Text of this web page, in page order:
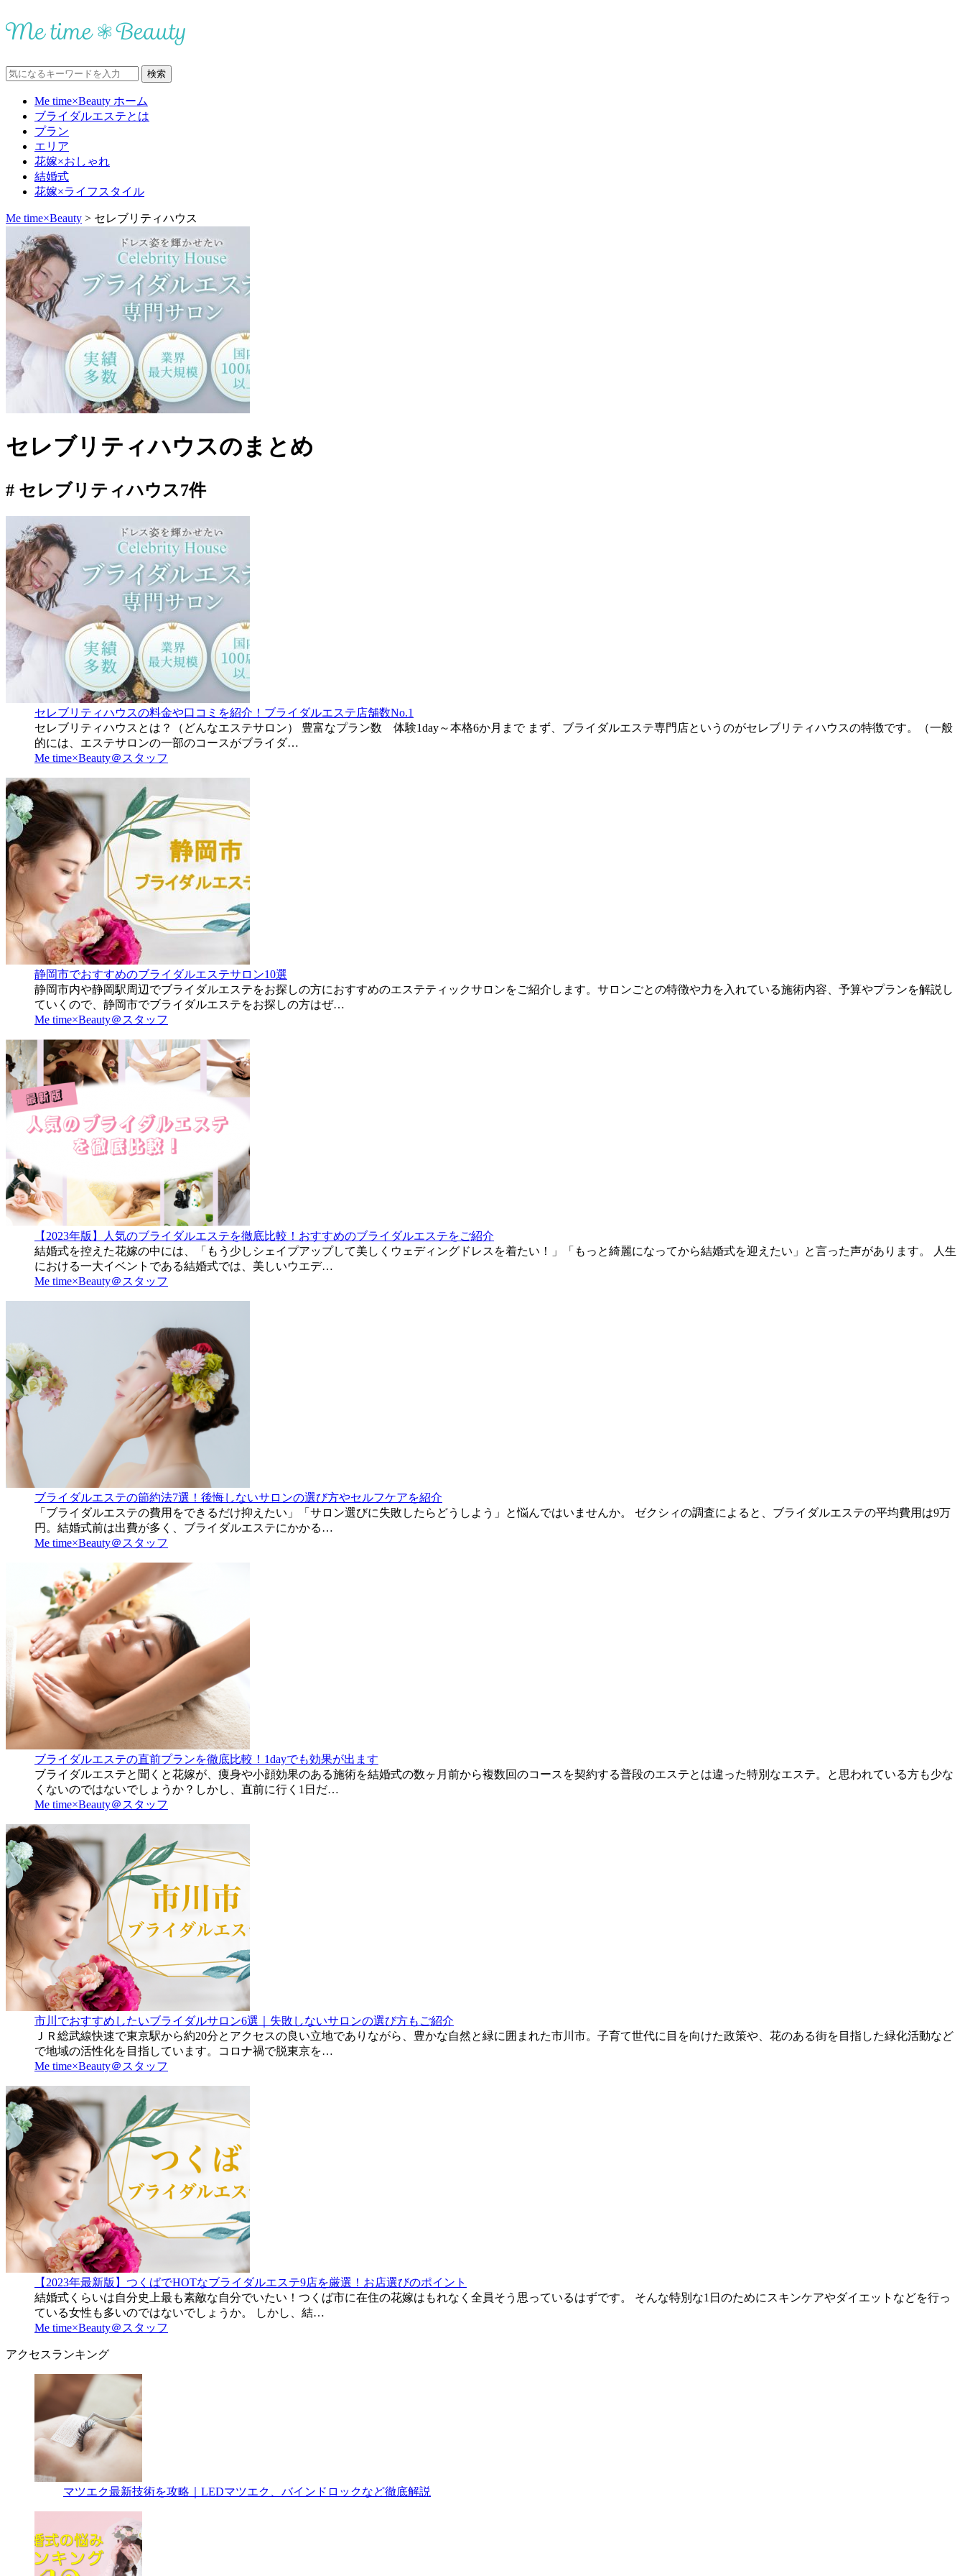
Me time×Beauty ホーム
ブライダルエステとは
プラン
エリア
花嫁×おしゃれ
結婚式
花嫁×ライフスタイル
Me time×Beauty > セレブリティハウス
セレブリティハウスのまとめ
# セレブリティハウス7件
セレブリティハウスの料金や口コミを紹介！ブライダルエステ店舗数No.1
セレブリティハウスとは？（どんなエステサロン） 豊富なプラン数 体験1day～本格6か月まで まず、ブライダルエステ専門店というのがセレブリティハウスの特徴です。（一般
的には、エステサロンの一部のコースがブライダ…
Me time×Beauty＠スタッフ
静岡市でおすすめのブライダルエステサロン10選
静岡市内や静岡駅周辺でブライダルエステをお探しの方におすすめのエステティックサロンをご紹介します。サロンごとの特徴や力を入れている施術内容、予算やプランを解説し
ていくので、静岡市でブライダルエステをお探しの方はぜ…
Me time×Beauty＠スタッフ
【2023年版】人気のブライダルエステを徹底比較！おすすめのブライダルエステをご紹介
結婚式を控えた花嫁の中には、「もう少しシェイプアップして美しくウェディングドレスを着たい！」「もっと綺麗になってから結婚式を迎えたい」と言った声があります。 人生
における一大イベントである結婚式では、美しいウエデ…
Me time×Beauty＠スタッフ
ブライダルエステの節約法7選！後悔しないサロンの選び方やセルフケアを紹介
「ブライダルエステの費用をできるだけ抑えたい」「サロン選びに失敗したらどうしよう」と悩んではいませんか。 ゼクシィの調査によると、ブライダルエステの平均費用は9万
円。結婚式前は出費が多く、ブライダルエステにかかる…
Me time×Beauty＠スタッフ
ブライダルエステの直前プランを徹底比較！1dayでも効果が出ます
ブライダルエステと聞くと花嫁が、痩身や小顔効果のある施術を結婚式の数ヶ月前から複数回のコースを契約する普段のエステとは違った特別なエステ。と思われている方も少な
くないのではないでしょうか？しかし、直前に行く1日だ…
Me time×Beauty＠スタッフ
市川でおすすめしたいブライダルサロン6選｜失敗しないサロンの選び方もご紹介
ＪＲ総武線快速で東京駅から約20分とアクセスの良い立地でありながら、豊かな自然と緑に囲まれた市川市。子育て世代に目を向けた政策や、花のある街を目指した緑化活動など
で地域の活性化を目指しています。コロナ禍で脱東京を…
Me time×Beauty＠スタッフ
【2023年最新版】つくばでHOTなブライダルエステ9店を厳選！お店選びのポイント
結婚式くらいは自分史上最も素敵な自分でいたい！つくば市に在住の花嫁はもれなく全員そう思っているはずです。 そんな特別な1日のためにスキンケアやダイエットなどを行っ
ている女性も多いのではないでしょうか。 しかし、結…
Me time×Beauty＠スタッフ
アクセスランキング
マツエク最新技術を攻略｜LEDマツエク、バインドロックなど徹底解説